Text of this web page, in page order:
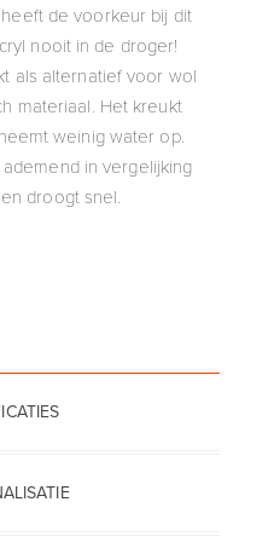
de voorkeur bij dit
nooit in de droger!
als alternatief voor wol
materiaal. Het kreukt
weinig water op.
in vergelijking
droogt snel.